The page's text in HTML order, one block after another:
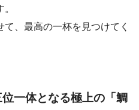
、最高の一杯を見つけてく
一体となる極上の「鯛